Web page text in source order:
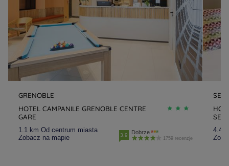
GRENOBLE
HOTEL CAMPANILE GRENOBLE CENTRE
GARE
1.1 km Od centrum miasta
Zobacz na mapie
3.9 Dobrze
1759 recenzje
4.4